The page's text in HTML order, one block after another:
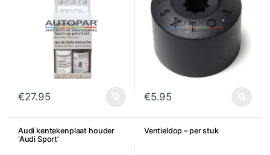
€27.95 €5.95
Audi kentekenplaat houder
‘Audi Sport’
Ventieldop – per stuk